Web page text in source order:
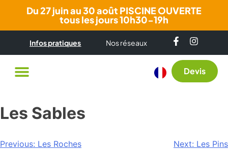
Du 27 juin au 30 août PISCINE OUVERTE
tous les jours 10h30-19h
Infos pratiques Nos réseaux
Devis
Les Sables
Previous: Les Roches Next: Les Pins